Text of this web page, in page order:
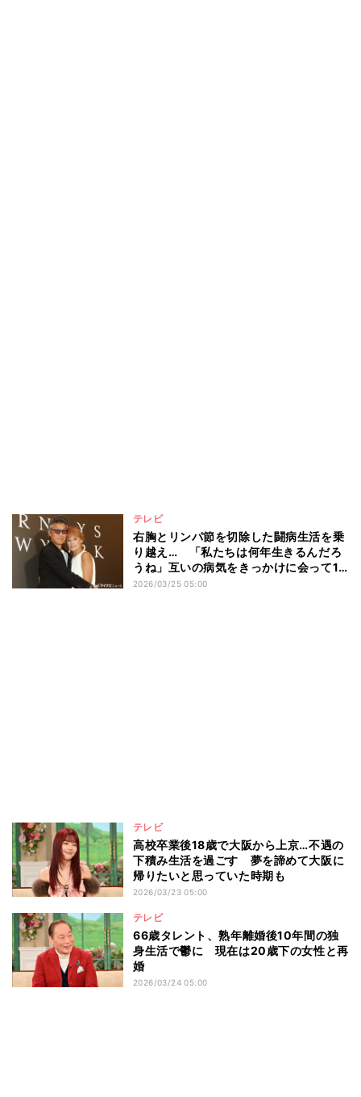
テレビ
右胸とリンパ節を切除した闘病生活を乗
り越え… 「私たちは何年生きるんだろ
うね」互いの病気をきっかけに会って10
日で再婚
2026/03/25 05:00
テレビ
高校卒業後18歳で大阪から上京…不遇の
下積み生活を過ごす 夢を諦めて大阪に
帰りたいと思っていた時期も
2026/03/23 05:00
テレビ
66歳タレント、熟年離婚後10年間の独
身生活で鬱に 現在は20歳下の女性と再
婚
2026/03/24 05:00